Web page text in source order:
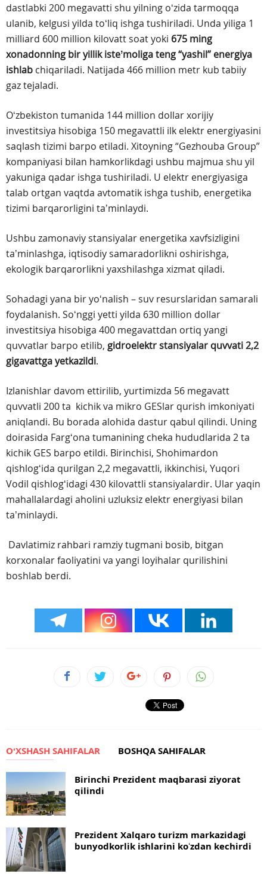
dastlabki 200 megavatti shu yilning oʻzida tarmoqqa
ulanib, kelgusi yilda toʻliq ishga tushiriladi. Unda yiliga 1
milliard 600 million kilovatt soat yoki 675 ming
xonadonning bir yillik isteʼmoliga teng “yashil” energiya
ishlab chiqariladi. Natijada 466 million metr kub tabiiy
gaz tejaladi.
Oʻzbekiston tumanida 144 million dollar xorijiy
investitsiya hisobiga 150 megavattli ilk elektr energiyasini
saqlash tizimi barpo etiladi. Xitoyning “Gezhouba Group”
kompaniyasi bilan hamkorlikdagi ushbu majmua shu yil
yakuniga qadar ishga tushiriladi. U elektr energiyasiga
talab ortgan vaqtda avtomatik ishga tushib, energetika
tizimi barqarorligini taʼminlaydi.
Ushbu zamonaviy stansiyalar energetika xavfsizligini
taʼminlashga, iqtisodiy samaradorlikni oshirishga,
ekologik barqarorlikni yaxshilashga xizmat qiladi.
Sohadagi yana bir yoʻnalish – suv resurslaridan samarali
foydalanish. Soʻnggi yetti yilda 630 million dollar
investitsiya hisobiga 400 megavattdan ortiq yangi
quvvatlar barpo etilib, gidroelektr stansiyalar quvvati 2,2
gigavattga yetkazildi.
Izlanishlar davom ettirilib, yurtimizda 56 megavatt
quvvatli 200 ta kichik va mikro GESlar qurish imkoniyati
aniqlandi. Bu borada alohida dastur qabul qilindi. Uning
doirasida Fargʻona tumanining cheka hududlarida 2 ta
kichik GES barpo etildi. Birinchisi, Shohimardon
qishlogʻida qurilgan 2,2 megavattli, ikkinchisi, Yuqori
Vodil qishlogʻidagi 430 kilovattli stansiyalardir. Ular yaqin
mahallalardagi aholini uzluksiz elektr energiyasi bilan
taʼminlaydi.
Davlatimiz rahbari ramziy tugmani bosib, bitgan
korxonalar faoliyatini va yangi loyihalar qurilishini
boshlab berdi.
OʻXSHASH SAHIFALAR BOSHQA SAHIFALAR
Birinchi Prezident maqbarasi ziyorat
qilindi
Prezident Xalqaro turizm markazidagi
bunyodkorlik ishlarini koʻzdan kechirdi